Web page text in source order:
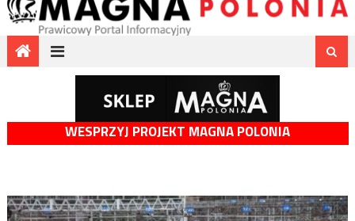
WESPRZYJ PROJEKT MAGNA POLONIA